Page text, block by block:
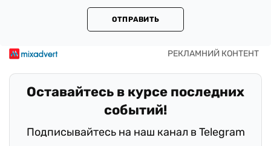
ОТПРАВИТЬ
Оставайтесь в курсе последних
событий!
Подписывайтесь на наш канал в Telegram